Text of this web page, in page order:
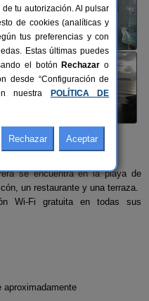
se encuentra en la playa de
un restaurante y una terraza.
Wi-Fi gratuita en todas sus
tu autorización. Al pulsar
de cookies (analíticas y
tus preferencias y con
Estas últimas puedes
el botón Rechazar o
desde “Configuración de
nuestra
POLÍTICA DE